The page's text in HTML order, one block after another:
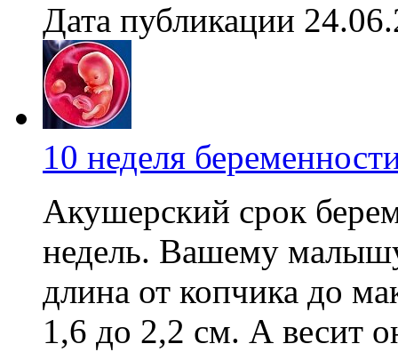
Дата публикации
10 неделя
Акушерский срок
недель. Вашему
длина от копчика до
1,6 до 2,2 см. А весит